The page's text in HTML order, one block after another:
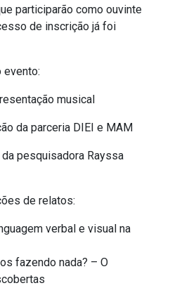
participarão como ouvinte
de inscrição já foi
evento:
musical
da parceria DIEI e MAM
pesquisadora Rayssa
de relatos:
verbal e visual na
fazendo nada? – O